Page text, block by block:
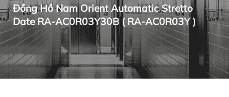
Đồng Hồ Nam Orient Automatic Stretto
Date RA-AC0R03Y30B ( RA-AC0R03Y )